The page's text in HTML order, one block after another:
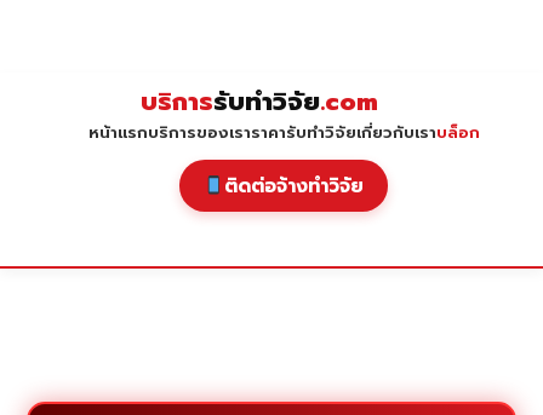
บริการรับทำวิจัย.com
หน้าแรกบริการของเราราคารับทำวิจัยเกี่ยวกับเราบล็อก
ติดต่อจ้างทำวิจัย